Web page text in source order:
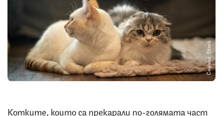
Снимка: iStock
Котките, които са прекарали по-голямата част